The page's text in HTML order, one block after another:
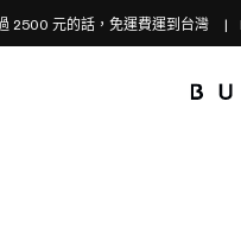
2500 元的話，免運費運到台灣